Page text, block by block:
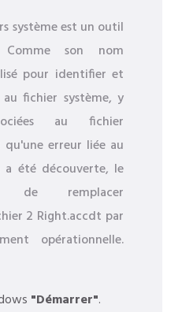
système est un outil
son nom
pour identifier et
fichier système, y
au fichier
qu'une erreur liée au
a été découverte, le
de remplacer
2 Right.accdt par
opérationnelle.
"Démarrer".